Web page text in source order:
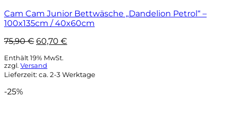
Cam Cam Junior Bettwäsche „Dandelion Petrol“ –
100x135cm / 40x60cm
75,90€ Ursprünglicher
war:
75,90 €
60,70 €
60,70 €.
Enthält 19% MwSt.
zzgl. Versand
Lieferzeit: ca. 2-3 Werktage
-25%